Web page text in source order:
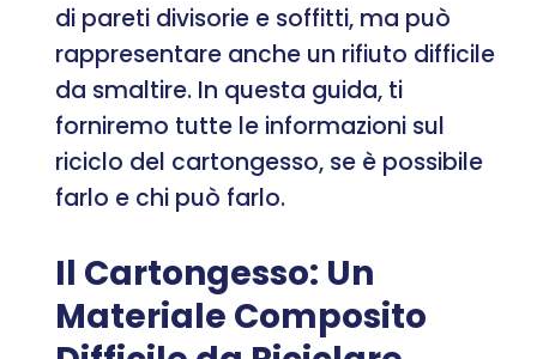
di pareti divisorie e soffitti, ma può
rappresentare anche un rifiuto difficile
da smaltire. In questa guida, ti
forniremo tutte le informazioni sul
riciclo del cartongesso, se è possibile
farlo e chi può farlo.
Il Cartongesso: Un
Materiale Composito